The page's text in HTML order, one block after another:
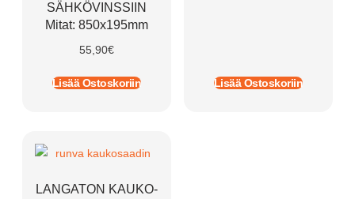
SÄHKÖVINSSIIN
Mitat: 850x195mm
55,90€
Lisää Ostoskoriin Lisää Ostoskoriin
LANGATON KAUKO-